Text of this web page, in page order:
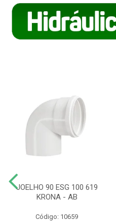
JOELHO 90 ESG 100 619
KRONA - AB
Código: 10659